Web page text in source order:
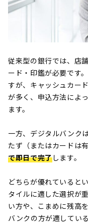
従来型の銀行では、店
ード・印鑑が必要です
すが、キャッシュカー
が多く、申込方法によ
ます。
一方、デジタルバンク
たず（またはカードは
で即日で完了します。
どちらが優れていると
タイルに適した選択が
い方や、こまめに残高
バンクの方が適してい